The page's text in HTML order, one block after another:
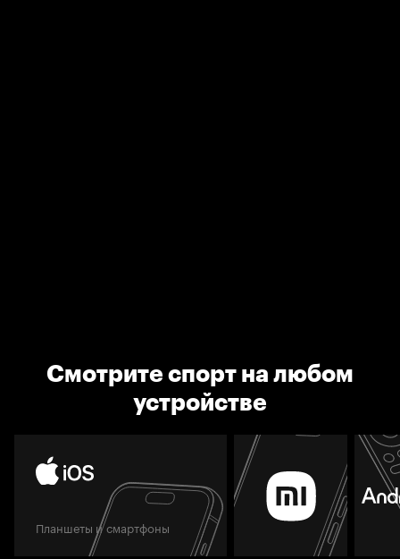
Смотрите спорт на любом
устройстве
Планшеты и смартфоны